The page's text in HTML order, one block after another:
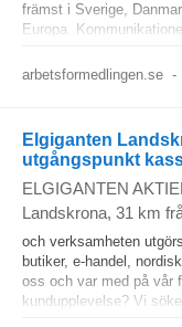
främst i Sverige,
Europa.
arbetsformedlingen.se -
Elgiganten
utgångspunkt
ELGIGANTEN
Landskrona, 31 km
och verksamheten
butiker, e-handel,
oss och var med på vår
kundupplevelse? Vi